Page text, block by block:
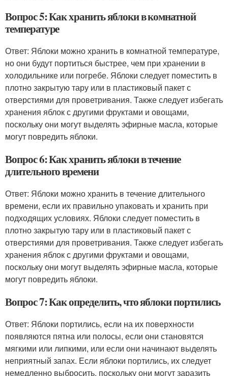
Вопрос 5: Как хранить яблоки в комнатной
температуре
Ответ: Яблоки можно хранить в комнатной температуре,
но они будут портиться быстрее, чем при хранении в
холодильнике или погребе. Яблоки следует поместить в
плотно закрытую тару или в пластиковый пакет с
отверстиями для проветривания. Также следует избегать
хранения яблок с другими фруктами и овощами,
поскольку они могут выделять эфирные масла, которые
могут повредить яблоки.
Вопрос 6: Как хранить яблоки в течение
длительного времени
Ответ: Яблоки можно хранить в течение длительного
времени, если их правильно упаковать и хранить при
подходящих условиях. Яблоки следует поместить в
плотно закрытую тару или в пластиковый пакет с
отверстиями для проветривания. Также следует избегать
хранения яблок с другими фруктами и овощами,
поскольку они могут выделять эфирные масла, которые
могут повредить яблоки.
Вопрос 7: Как определить, что яблоки портились
Ответ: Яблоки портились, если на их поверхности
появляются пятна или полосы, если они становятся
мягкими или липкими, или если они начинают выделять
неприятный запах. Если яблоки портились, их следует
немедленно выбросить, поскольку они могут заразить